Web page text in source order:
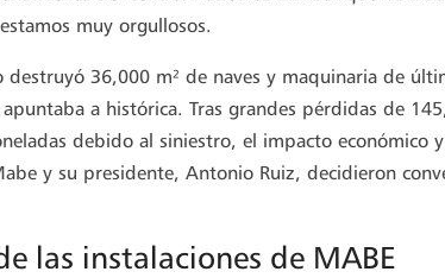
muy orgullosos.
36,000 m² de naves y maquinaria de
a histórica. Tras grandes pérdidas de
debido al siniestro, el impacto económico y
y su presidente, Antonio Ruiz, decidieron
las instalaciones de MABE